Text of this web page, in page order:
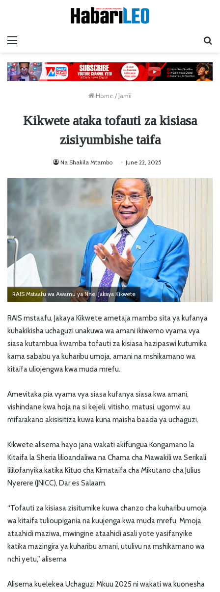
Home / Jamii
Kikwete ataka tofauti za kisiasa
zisiyumbishe taifa
Na Shakila Mtambo June 22, 2025
RAIS Mstaafu wa Awamu ya Nne, Jakaya Kikwete
RAIS mstaafu, Jakaya Kikwete ametaja mambo sita ya kufanya
kuhakikisha uchaguzi unakuwa wa amani ikiwemo vyama vya
siasa kutambua kwamba tofauti za kisiasa hazipaswi kutumika
kama sababu ya kuharibu umoja, amani na mshikamano wa
kitaifa uliojengwa kwa muda mrefu.
Amevitaka pia vyama vya siasa kufanya siasa kwa amani,
vishindane kwa hoja na si kejeli, vitisho, matusi, ugomvi au
mifarakano akisisitiza kuwa kuna maisha baada ya uchaguzi.
Kikwete alisema hayo jana wakati akifungua Kongamano la
Kitaifa la Sheria lilioandaliwa na Chama cha Mawakili wa Serikali
lililofanyika katika Kituo cha Kimataifa cha Mikutano cha Julius
Nyerere (JNICC), Dar es Salaam.
“Tofauti za kisiasa zisitumike kuwa chanzo cha kuharibu umoja
wa kitaifa tulioupigania na kuujenga kwa muda mrefu. Mmoja
ataahidi maziwa, mwingine ataahidi asali yote yasifanyike
katika mazingira ya kuharibu amani, utulivu na mshikamano wa
nchi yetu,” alisema
Alisema kuelekea Uchaguzi Mkuu 2025 ni wakati wa kuonesha